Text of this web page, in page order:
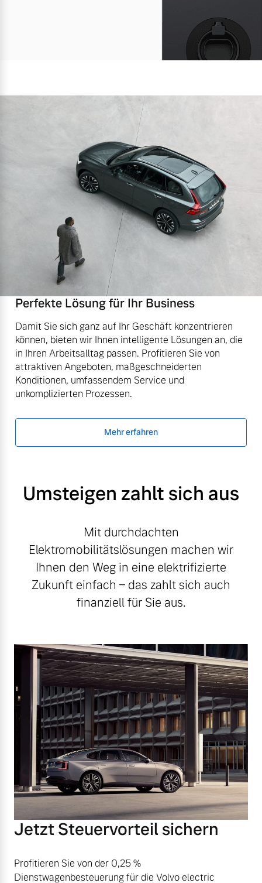
Perfekte Lösung für Ihr Business
Damit Sie sich ganz auf Ihr Geschäft konzentrieren
können, bieten wir Ihnen intelligente Lösungen an, die
in Ihren Arbeitsalltag passen. Profitieren Sie von
attraktiven Angeboten, maßgeschneiderten
Konditionen, umfassendem Service und
unkomplizierten Prozessen.
Mehr erfahren
Umsteigen zahlt sich aus
Mit durchdachten
Elektromobilitätslösungen machen wir
Ihnen den Weg in eine elektrifizierte
Zukunft einfach – das zahlt sich auch
finanziell für Sie aus.
Jetzt Steuervorteil sichern
Profitieren Sie von der 0,25 %
Dienstwagenbesteuerung für die Volvo electric